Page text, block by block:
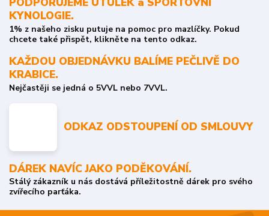
KYNOLOGIE.
1% z našeho zisku putuje na pomoc pro mazlíčky. Pokud
chcete také přispět, klikněte na tento odkaz.
KAŽDOU OBJEDNÁVKU BALÍME PEČLIVĚ DO
KRABICE.
Nejčastěji se jedná o 5VVL nebo 7VVL.
ODKAZ ODSTOUPENÍ OD SMLOUVY
DÁREK NAVÍC JAKO PODĚKOVÁNÍ.
Stálý zákazník u nás dostává příležitostně dárek pro svého
zvířecího parťáka.